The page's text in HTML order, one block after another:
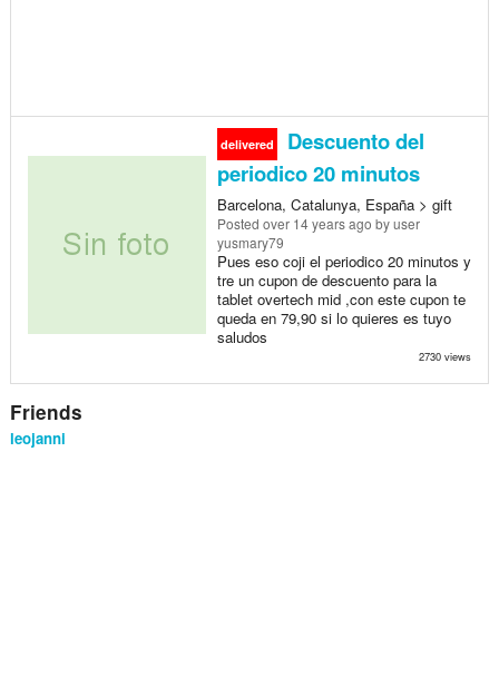
delivered
Descuento del
periodico 20 minutos
Barcelona, Catalunya, España > gift
Posted over 14 years ago by user
yusmary79
Pues eso coji el periodico 20 minutos y
tre un cupon de descuento para la
tablet overtech mid ,con este cupon te
queda en 79,90 si lo quieres es tuyo
saludos
2730 views
Friends
leojanni